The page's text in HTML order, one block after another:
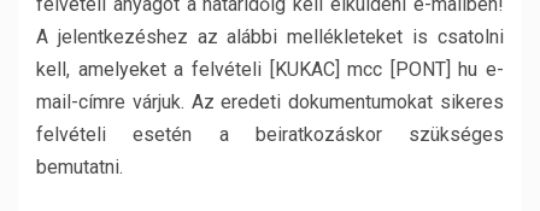
A jelentkezéshez az alábbi mellékleteket is csatolni
kell, amelyeket a felvételi [KUKAC] mcc [PONT] hu e-
mail-címre várjuk. Az eredeti dokumentumokat sikeres
felvételi esetén a beiratkozáskor szükséges
bemutatni.